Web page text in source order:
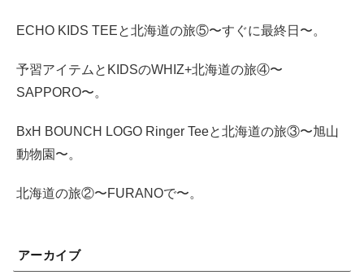
ECHO KIDS TEEと北海道の旅⑤〜すぐに最終日〜。
予習アイテムとKIDSのWHIZ+北海道の旅④〜
SAPPORO〜。
BxH BOUNCH LOGO Ringer Teeと北海道の旅③〜旭山
動物園〜。
北海道の旅②〜FURANOで〜。
アーカイブ